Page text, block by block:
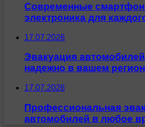
Современные
электроника для
17.07.2026
Эвакуация
надежно в вашем
17.07.2026
Профессиональная
автомобилей в любое